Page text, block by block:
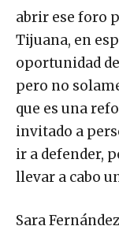
abrir ese foro
Tijuana, en
oportunidad
pero no
que es una
invitado a
ir a defender,
llevar a cabo
Sara